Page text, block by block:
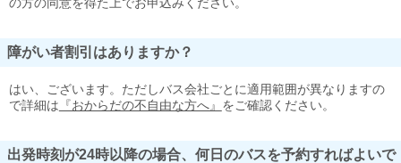
の方の同意を得た上でお申込みください。
障がい者割引はありますか？
はい、ございます。ただしバス会社ごとに適用範囲が異なりますの
で詳細は 『おからだの不自由な方へ』 をご確認ください。
出発時刻が24時以降の場合、何日のバスを予約すればよいで